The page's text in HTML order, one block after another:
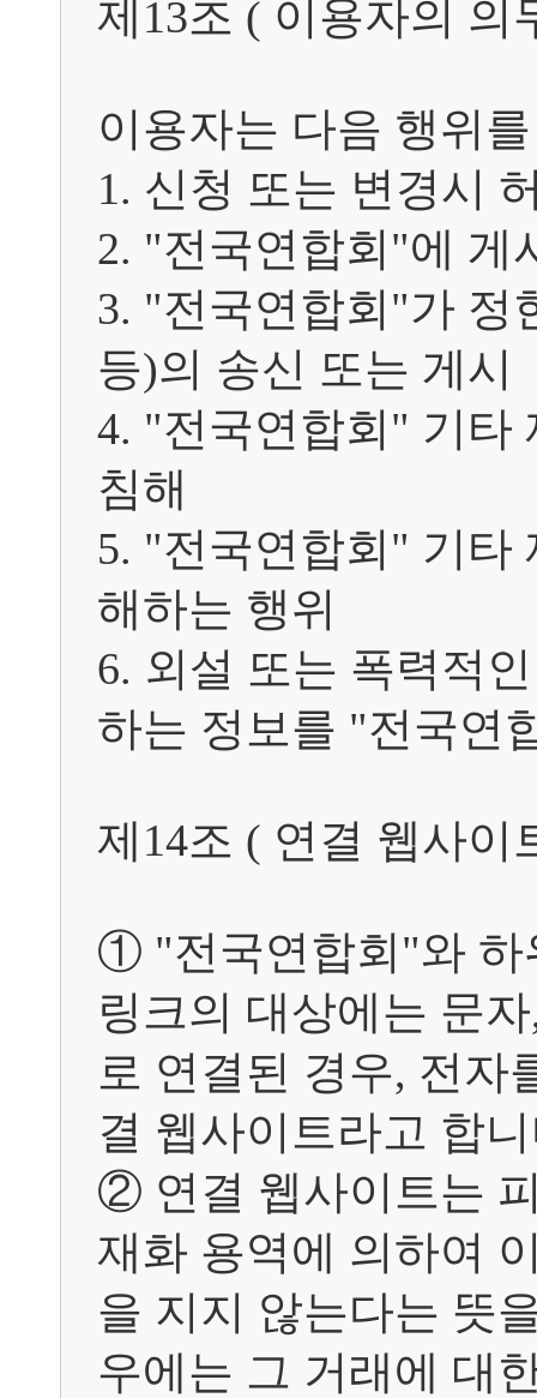
제13조 ( 이용자의 의
이용자는 다음 행위
1. 신청 또는 변경시
2. "전국연합회"에 게
3. "전국연합회"가 정
등)의 송신 또는 게시
4. "전국연합회" 기타
침해
5. "전국연합회" 기타
해하는 행위
6. 외설 또는 폭력적
하는 정보를 "전국연
제14조 ( 연결 웹사이
① "전국연합회"와 하
링크의 대상에는 문
로 연결된 경우, 전자
결 웹사이트라고 합
② 연결 웹사이트는
재화 용역에 의하여
을 지지 않는다는 뜻
우에는 그 거래에 대